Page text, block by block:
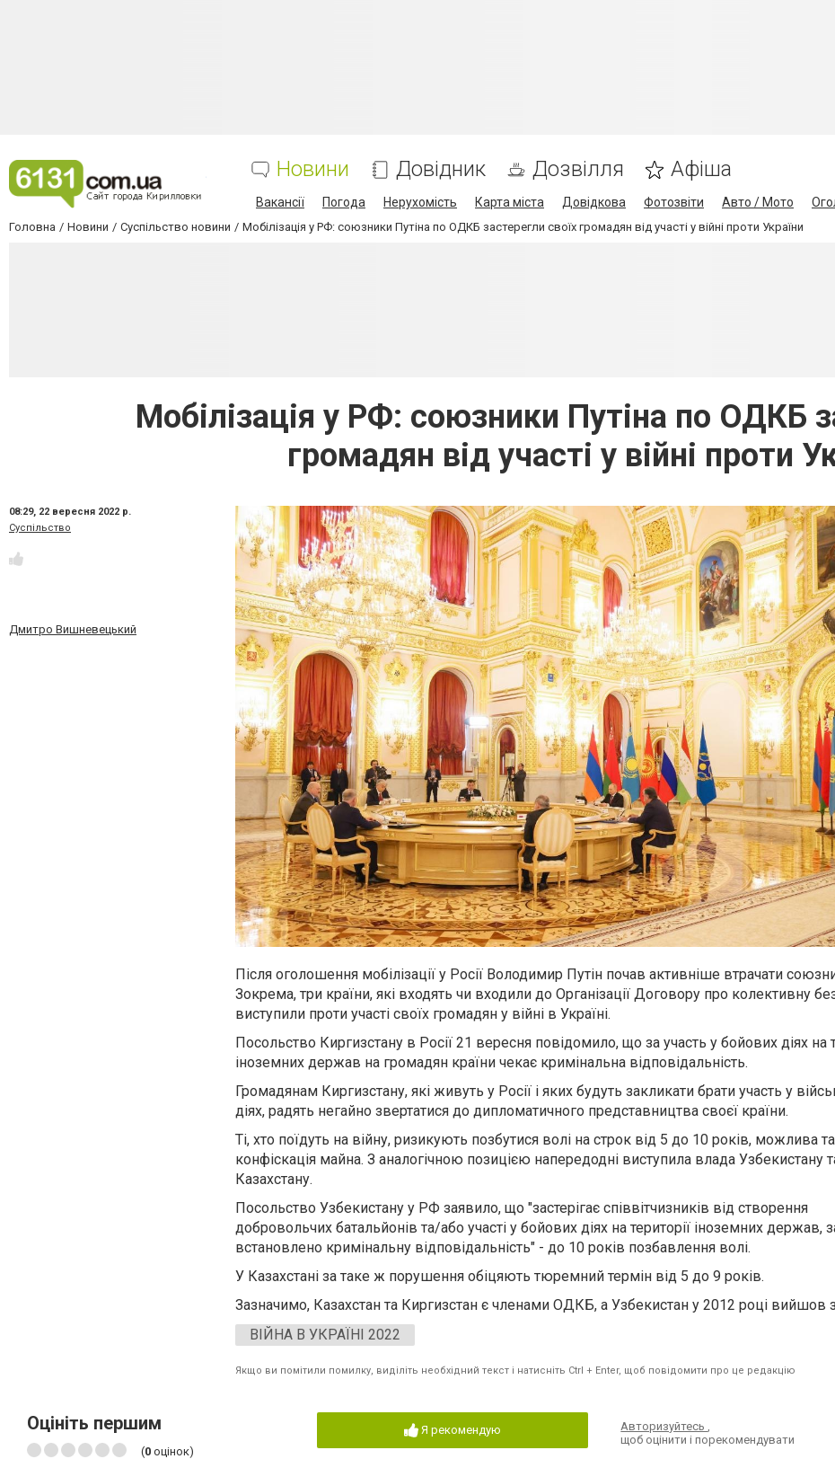
Новини Довідник Дозвілля Афіша
Вакансії Погода Нерухомість Карта міста Довідкова Фотозвіти Авто / Мото
Головна Новини Суспільство новини Мобілізація у РФ: союзники Путіна по ОДКБ застерегли своїх громадян від участі у війні проти України
Мобілізація у РФ: союзники Путіна по ОДКБ
громадян від участі у війні проти
08:29, 22 вересня 2022 р.
Суспільство
Дмитро Вишневецький
Після оголошення мобілізації у Росії Володимир Путін почав активніше втрачати
Зокрема, три країни, які входять чи входили до Організації Договору про колективну
виступили проти участі своїх громадян у війні в Україні.
Посольство Киргизстану в Росії 21 вересня повідомило, що за участь у бойових діях на
іноземних держав на громадян країни чекає кримінальна відповідальність.
Громадянам Киргизстану, які живуть у Росії і яких будуть закликати брати участь у
діях, радять негайно звертатися до дипломатичного представництва своєї країни.
Ті, хто поїдуть на війну, ризикують позбутися волі на строк від 5 до 10 років, можлива
конфіскація майна. З аналогічною позицією напередодні виступила влада Узбекистану
Казахстану.
Посольство Узбекистану у РФ заявило, що "застерігає співвітчизників від створення
добровольчих батальйонів та/або участі у бойових діях на території іноземних держав,
встановлено кримінальну відповідальність" - до 10 років позбавлення волі.
У Казахстані за таке ж порушення обіцяють тюремний термін від 5 до 9 років.
Зазначимо, Казахстан та Киргизстан є членами ОДКБ, а Узбекистан у 2012 році вийшов
ВІЙНА В УКРАЇНІ 2022
Якщо ви помітили помилку, виділіть необхідний текст і натисніть Ctrl + Enter, щоб повідомити про це редакцію
Оцініть першим
(0 оцінок)
Я рекомендую Авторизуйтесь
щоб оцінити і порекомендувати